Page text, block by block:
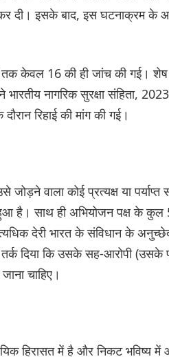
दी। इसके बाद, इस घटनाक्रम के
केवल 16 की ही जांच की गई। शेष
नागरिक सुरक्षा संहिता,
रिहाई की मांग की गई।
वाला कोई प्रत्यक्ष या
है। साथ ही अभियोजन पक्ष के
देरी भारत के संविधान के
दिया कि उसके सह-आरोपी (उसके
चाहिए।
हिरासत में है और निकट